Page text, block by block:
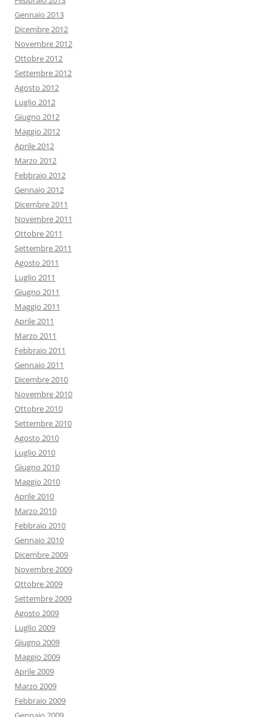
Gennaio 2013
Dicembre 2012
Novembre 2012
Ottobre 2012
Settembre 2012
Agosto 2012
Luglio 2012
Giugno 2012
Maggio 2012
Aprile 2012
Marzo 2012
Febbraio 2012
Gennaio 2012
Dicembre 2011
Novembre 2011
Ottobre 2011
Settembre 2011
Agosto 2011
Luglio 2011
Giugno 2011
Maggio 2011
Aprile 2011
Marzo 2011
Febbraio 2011
Gennaio 2011
Dicembre 2010
Novembre 2010
Ottobre 2010
Settembre 2010
Agosto 2010
Luglio 2010
Giugno 2010
Maggio 2010
Aprile 2010
Marzo 2010
Febbraio 2010
Gennaio 2010
Dicembre 2009
Novembre 2009
Ottobre 2009
Settembre 2009
Agosto 2009
Luglio 2009
Giugno 2009
Maggio 2009
Aprile 2009
Marzo 2009
Febbraio 2009